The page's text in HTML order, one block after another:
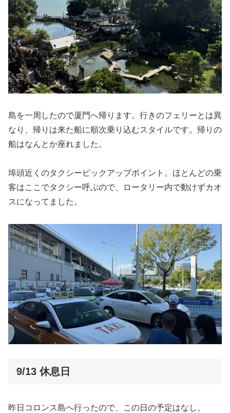
島を一周したので厦門へ帰ります。行きのフェリーとは異
なり、帰りは来た船に順次乗り込むスタイルです。帰りの
船はなんとか座れました。
埠頭近くのタクシーピックアップポイント。ほとんどの乗
客はここでタクシー呼ぶので、ロータリー内で動けずカオ
スになってました。
9/13 休息日
昨日コロンス島へ行ったので、この日の予定はなし。